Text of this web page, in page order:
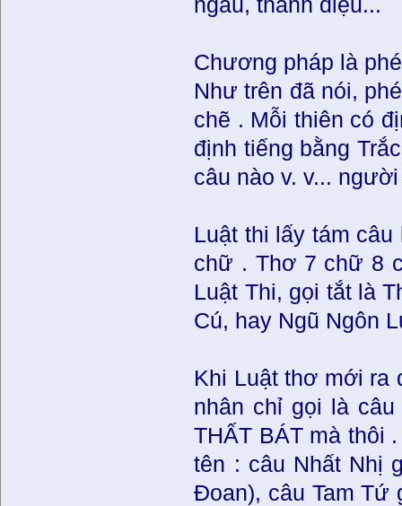
Chương pháp là
Như trên đã nói,
chẽ . Mỗi thiên có
định tiếng bằng
câu nào v. v...
Luật thi lấy tám
chữ . Thơ 7 chữ 8
Luật Thi, gọi tắt là
Cú, hay Ngũ Ngôn
Khi Luật thơ mới ra
nhân chỉ gọi là
THẤT BÁT mà thôi
tên : câu Nhất Nhị
Ðoan), câu Tam Tứ